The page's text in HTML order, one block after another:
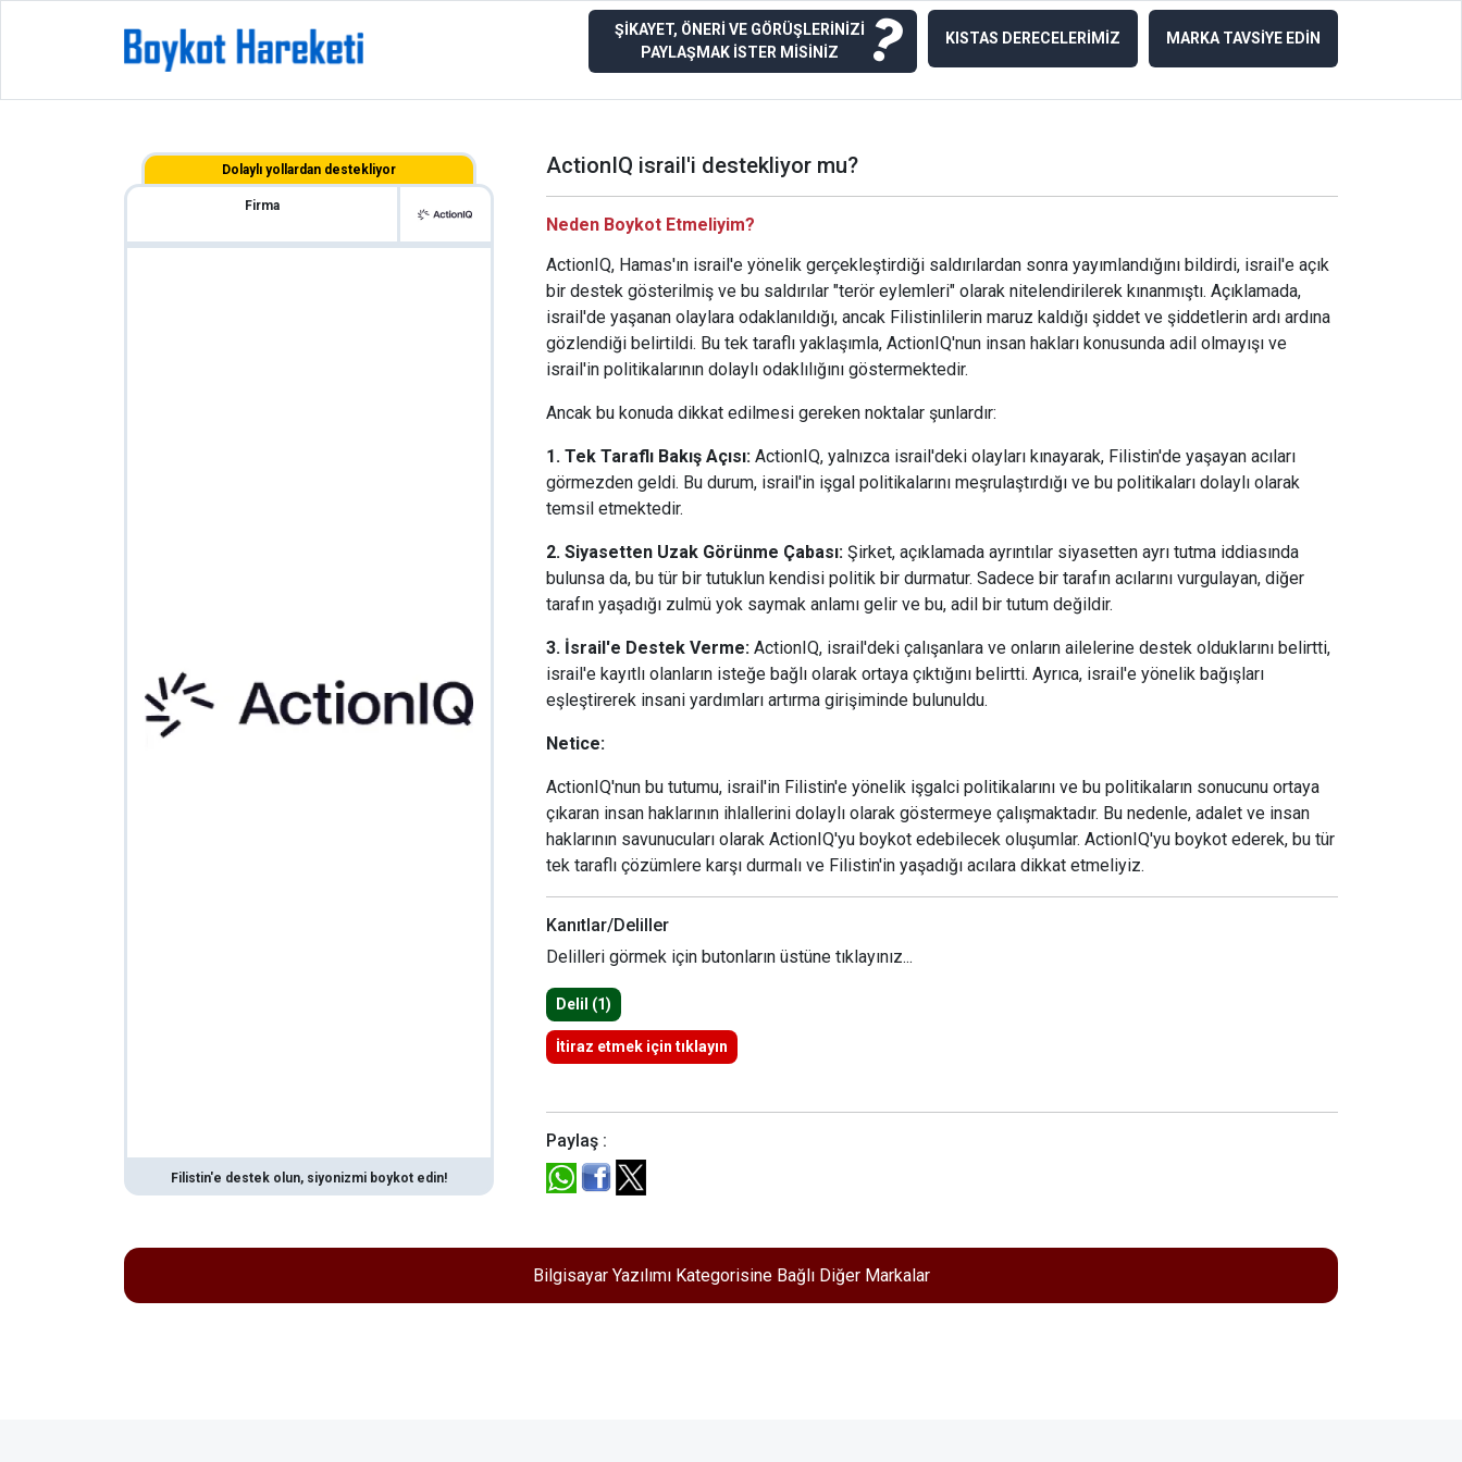
ŞİKAYET, ÖNERİ VE GÖRÜŞLERİNİZİ
PAYLAŞMAK İSTER MİSİNİZ
? KISTAS DERECELERİMİZ MARKA TAVSİYE EDİN
Dolaylı yollardan destekliyor
Firma
Filistin'e destek olun, siyonizmi boykot edin!
ActionIQ israil'i destekliyor mu?
Neden Boykot Etmeliyim?
ActionIQ, Hamas'ın israil'e yönelik gerçekleştirdiği saldırılardan sonra yayımlandığını bildirdi, israil'e açık
bir destek gösterilmiş ve bu saldırılar "terör eylemleri" olarak nitelendirilerek kınanmıştı. Açıklamada,
israil'de yaşanan olaylara odaklanıldığı, ancak Filistinlilerin maruz kaldığı şiddet ve şiddetlerin ardı ardına
gözlendiği belirtildi. Bu tek taraflı yaklaşımla, ActionIQ'nun insan hakları konusunda adil olmayışı ve
israil'in politikalarının dolaylı odaklılığını göstermektedir.
Ancak bu konuda dikkat edilmesi gereken noktalar şunlardır:
1. Tek Taraflı Bakış Açısı: ActionIQ, yalnızca israil'deki olayları kınayarak, Filistin'de yaşayan acıları
görmezden geldi. Bu durum, israil'in işgal politikalarını meşrulaştırdığı ve bu politikaları dolaylı olarak
temsil etmektedir.
2. Siyasetten Uzak Görünme Çabası: Şirket, açıklamada ayrıntılar siyasetten ayrı tutma iddiasında
bulunsa da, bu tür bir tutuklun kendisi politik bir durmatur. Sadece bir tarafın acılarını vurgulayan, diğer
tarafın yaşadığı zulmü yok saymak anlamı gelir ve bu, adil bir tutum değildir.
3. İsrail'e Destek Verme: ActionIQ, israil'deki çalışanlara ve onların ailelerine destek olduklarını belirtti,
israil'e kayıtlı olanların isteğe bağlı olarak ortaya çıktığını belirtti. Ayrıca, israil'e yönelik bağışları
eşleştirerek insani yardımları artırma girişiminde bulunuldu.
Netice:
ActionIQ'nun bu tutumu, israil'in Filistin'e yönelik işgalci politikalarını ve bu politikaların sonucunu ortaya
çıkaran insan haklarının ihlallerini dolaylı olarak göstermeye çalışmaktadır. Bu nedenle, adalet ve insan
haklarının savunucuları olarak ActionIQ'yu boykot edebilecek oluşumlar. ActionIQ'yu boykot ederek, bu tür
tek taraflı çözümlere karşı durmalı ve Filistin'in yaşadığı acılara dikkat etmeliyiz.
Kanıtlar/Deliller
Delilleri görmek için butonların üstüne tıklayınız...
Delil (1)
İtiraz etmek için tıklayın
Paylaş :
Bilgisayar Yazılımı Kategorisine Bağlı Diğer Markalar